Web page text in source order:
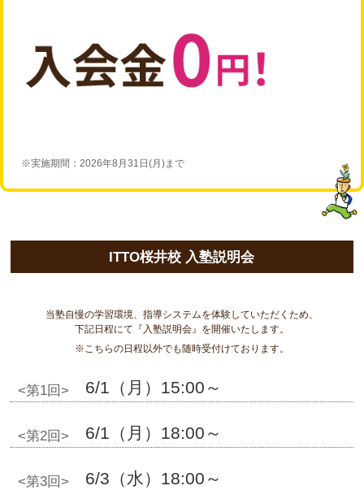
※実施期間：2026年8月31日(月)まで
ITTO桜井校 入塾説明会
当塾自慢の学習環境、指導システムを体験していただくため、
下記日程にて『入塾説明会』を開催いたします。
※こちらの日程以外でも随時受付けております。
<第1回> 6/1 （月）15:00～
<第2回> 6/1（月）18:00～
<第3回> 6/3（水）18:00～